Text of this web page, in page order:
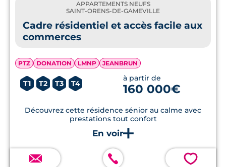
APPARTEMENTS NEUFS
SAINT-ORENS-DE-GAMEVILLE
Cadre résidentiel et accès facile aux
commerces
PTZ DONATION LMNP JEANBRUN
T1 T2 T3 T4
à partir de
160 000€
Découvrez cette résidence sénior au calme avec
prestations tout confort
💗